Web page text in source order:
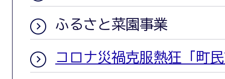
ふるさと菜園事業
コロナ災禍克服熱狂「町